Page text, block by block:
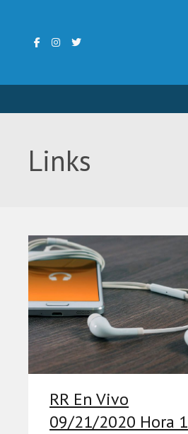
Links
RR En Vivo
09/21/2020 Hora 1